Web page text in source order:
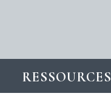
RESSOURCES